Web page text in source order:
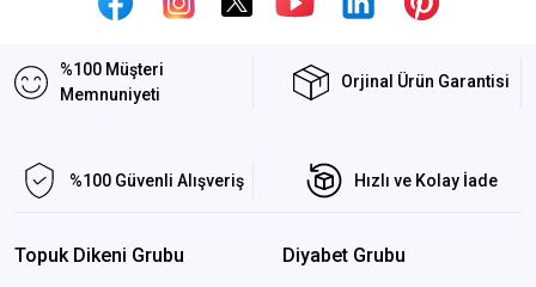
%100 Müşteri
Memnuniyeti
Orjinal Ürün Garantisi
%100 Güvenli Alışveriş Hızlı ve Kolay İade
Topuk Dikeni Grubu Diyabet Grubu